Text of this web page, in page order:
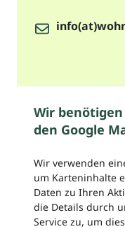
Wir
den Google
Wir verwenden
um Karteninhalte
Daten zu Ihren
die Details durch
Service zu, um